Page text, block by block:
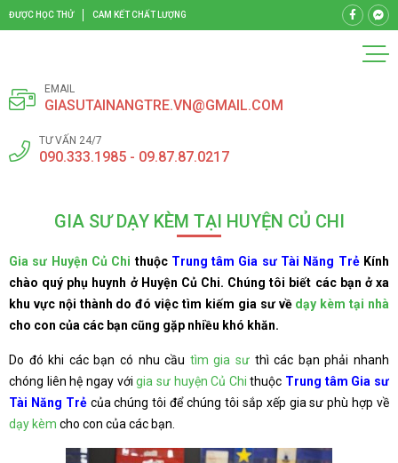
ĐƯỢC HỌC THỬ CAM KẾT CHẤT LƯỢNG
EMAIL
GIASUTAINANGTRE.VN@GMAIL.COM
TƯ VẤN 24/7
090.333.1985 - 09.87.87.0217
GIA SƯ DẠY KÈM TẠI HUYỆN CỦ CHI
Gia sư Huyện Củ Chi thuộc Trung tâm Gia sư Tài Năng TrẻKính
chào quý phụ huynh ở Huyện Củ Chi. Chúng tôi biết các bạn ở xa
khu vực nội thành do đó việc tìm kiếm gia sư về dạy kèm tại nhà
cho con của các bạn cũng gặp nhiều khó khăn.
Do đó khi các bạn có nhu cầu tìm gia sư thì các bạn phải nhanh
chóng liên hệ ngay vớigia sư huyện Củ Chi thuộc Trung tâm Gia sư
Tài Năng Trẻcủa chúng tôi để chúng tôi sắp xếp gia sư phù hợp về
dạy kèm cho con của các bạn.